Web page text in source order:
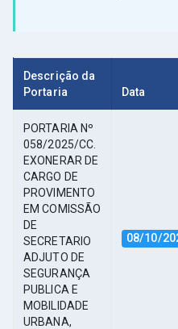
Descrição da
Portaria
Data
PORTARIA Nº
058/2025/CC.
EXONERAR DE
CARGO DE
PROVIMENTO
EM COMISSÃO
DE
SECRETARIO
ADJUTO DE
SEGURANÇA
PUBLICA E
MOBILIDADE
URBANA,
08/10/